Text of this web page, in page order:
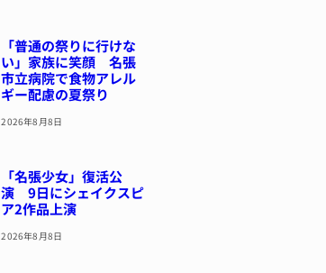
「普通の祭りに行けな
い」家族に笑顔 名張
市立病院で食物アレル
ギー配慮の夏祭り
2026年8月8日
「名張少女」復活公
演 9日にシェイクスピ
ア2作品上演
2026年8月8日